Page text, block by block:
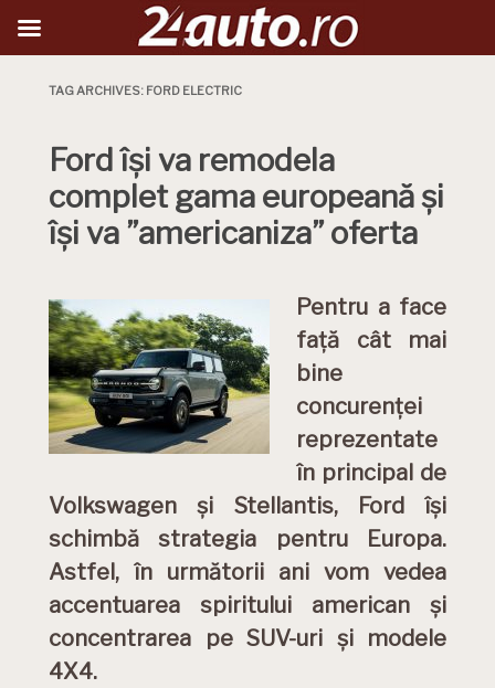
TAG ARCHIVES: FORD ELECTRIC
Ford își va remodela
complet gama europeană și
își va ”americaniza” oferta
Pentru a face
față cât mai
bine
concurenței
reprezentate
în principal de
Volkswagen și Stellantis, Ford își
schimbă strategia pentru Europa.
Astfel, în următorii ani vom vedea
accentuarea spiritului american și
concentrarea pe SUV-uri și modele
4X4.